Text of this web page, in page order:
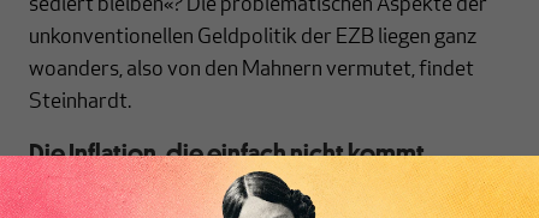
sediert bleiben«? Die problematischen Aspekte der
unkonventionellen Geldpolitik der EZB liegen ganz
woanders, also von den Mahnern vermutet, findet
Steinhardt.
Die Inflation, die einfach nicht kommt
Sicher jedenfalls ist, eine Inflation droht uns nicht. Das